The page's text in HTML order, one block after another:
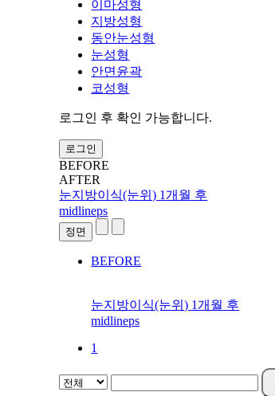
이마성형
지방성형
동안눈성형
눈성형
안면윤곽
코성형
로그인 후 확인 가능합니다.
로그인
BEFORE
AFTER
눈지방이식(눈위) 1개월 후
midlineps
BEFORE
눈지방이식(눈위) 1개월 후
midlineps
1